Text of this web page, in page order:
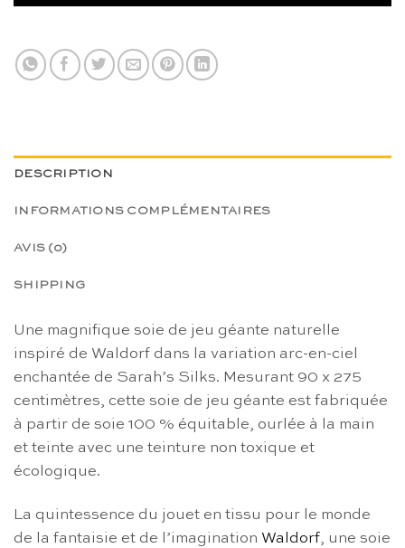
DESCRIPTION
INFORMATIONS COMPLÉMENTAIRES
AVIS (0)
SHIPPING
Une magnifique soie de jeu géante naturelle
inspiré de Waldorf dans la variation arc-en-ciel
enchantée de Sarah’s Silks. Mesurant 90 x 275
centimètres, cette soie de jeu géante est fabriquée
à partir de soie 100 % équitable, ourlée à la main
et teinte avec une teinture non toxique et
écologique.
La quintessence du jouet en tissu pour le monde
de la fantaisie et de l’imagination Waldorf, une soie